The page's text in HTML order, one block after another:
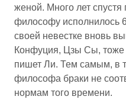
женой. Много лет
философу исполнилось
своей невестке вновь
Конфуция, Цзы Сы, тоже
пишет Ли. Тем самым, в
философа браки не
нормам того времени.